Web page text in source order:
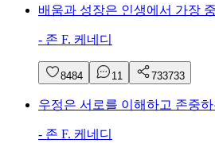
배움과 성장은 인생에서 가장
- 존 F. 케네디
8484 11 733733
우정은 서로를 이해하고 존중
- 존 F. 케네디